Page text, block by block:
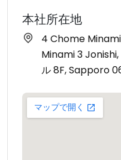
本社所在地
4 Chome
Minami 3
ル 8F, Sapporo